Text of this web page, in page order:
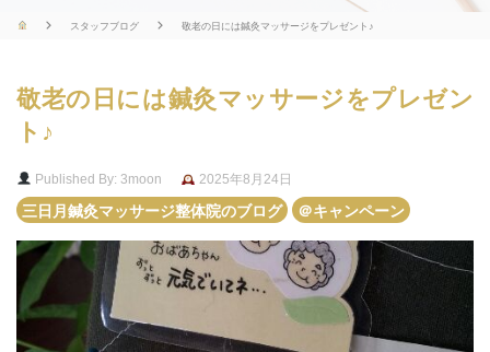
ボ
スタッフブログ 敬老の日には鍼灸マッサージをプレゼント♪
敬老の日には鍼灸マッサージをプレゼン
ト♪
Published By: 3moon
2025年8月24日
三日月鍼灸マッサージ整体院のブログ
＠キャンペーン